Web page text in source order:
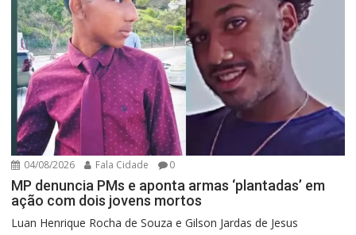
04/08/2026 Fala Cidade 0
MP denuncia PMs e aponta armas ‘plantadas’ em
ação com dois jovens mortos
Luan Henrique Rocha de Souza e Gilson Jardas de Jesus